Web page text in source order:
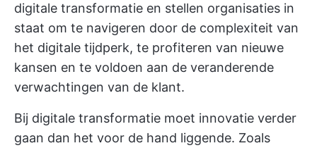
digitale transformatie en stellen organisaties in
staat om te navigeren door de complexiteit van
het digitale tijdperk, te profiteren van nieuwe
kansen en te voldoen aan de veranderende
verwachtingen van de klant.
Bij digitale transformatie moet innovatie verder
gaan dan het voor de hand liggende. Zoals